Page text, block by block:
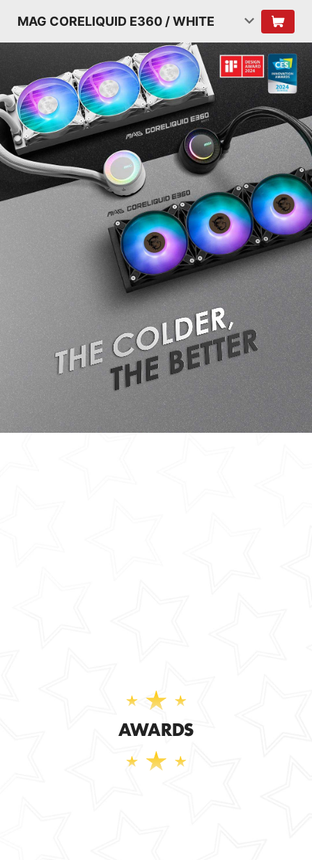
MAG CORELIQUID E360 / WHITE
AWARDS